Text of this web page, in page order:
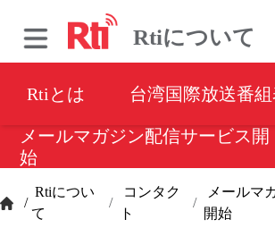
Rtiについて
Rtiとは 台湾国際放送番
メールマガジン配信サービス開
始
/
Rtiについ
て
コンタク
ト
メールマ
開始